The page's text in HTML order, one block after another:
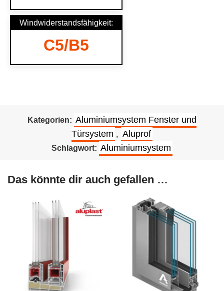
Windwiderstandsfähigkeit:
C5/B5
Kategorien: Aluminiumsystem Fenster und
Türsystem , Aluprof
Schlagwort: Aluminiumsystem
Das könnte dir auch gefallen …